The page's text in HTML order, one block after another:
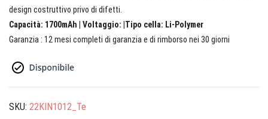
design costruttivo privo di difetti.
Capacità: 1700mAh | Voltaggio: |Tipo cella: Li-Polymer
Garanzia : 12 mesi completi di garanzia e di rimborso nei 30 giorni
SKU: 22KIN1012_Te